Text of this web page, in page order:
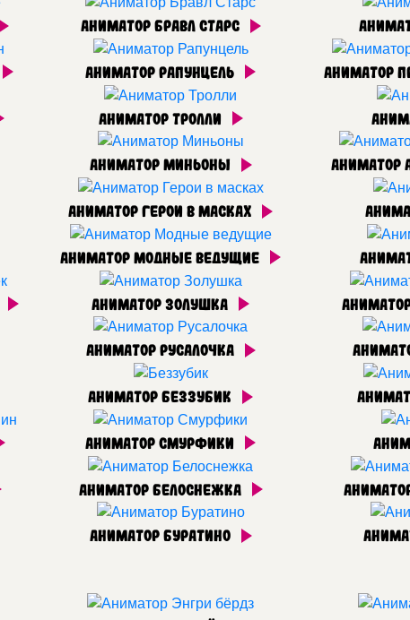
Аниматор Бравл Старс
Аниматор Рапунцель Аниматор
Аниматор Тролли
Аниматор Миньоны Аниматор
Аниматор Герои в масках
Аниматор Модные ведущие
Аниматор Золушка
Аниматор Русалочка
Аниматор Беззубик
Аниматор Смурфики
Аниматор Белоснежка
Аниматор Буратино